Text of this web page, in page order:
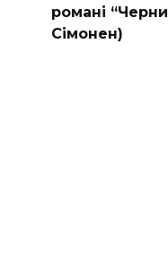
романі
Сімонен)